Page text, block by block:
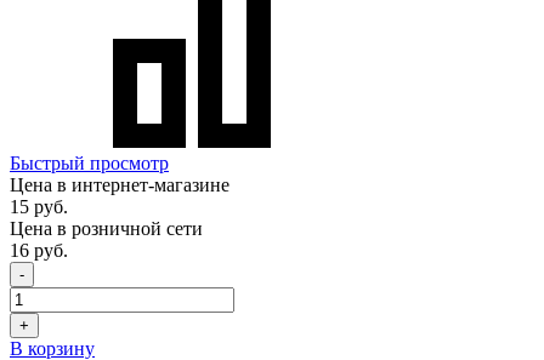
Быстрый просмотр
Цена в интернет-магазине
15 руб.
Цена в розничной сети
16 руб.
-
+
В корзину